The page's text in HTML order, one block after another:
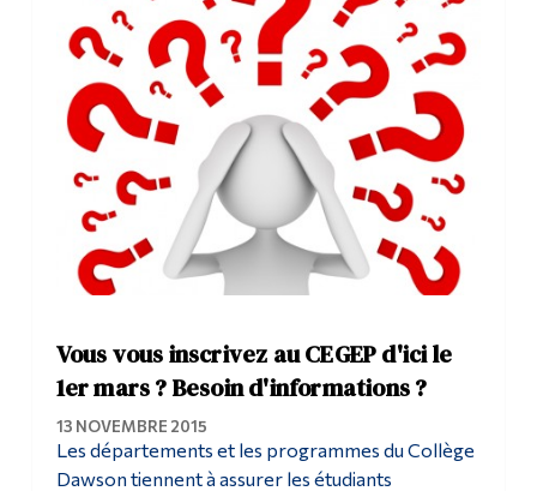
Vous vous inscrivez au CEGEP d'ici le
1er mars ? Besoin d'informations ?
13 NOVEMBRE 2015
Les départements et les programmes du Collège
Dawson tiennent à assurer les étudiants